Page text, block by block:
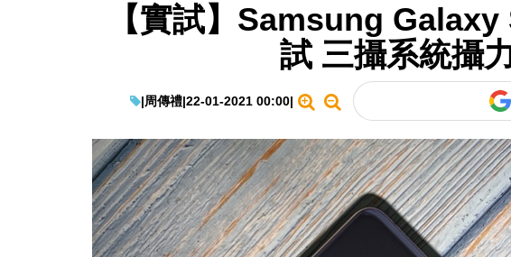
【實試】Samsung
試 三攝系統攝
|周傳禮|22-01-2021 00:00|